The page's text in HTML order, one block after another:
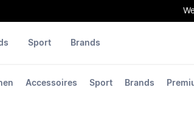
Accessoires Sport Brands
Sport Brands